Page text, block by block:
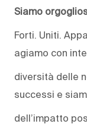
Siamo
Forti. Uniti.
agiamo con
diversità delle
successi e
dell’impatto